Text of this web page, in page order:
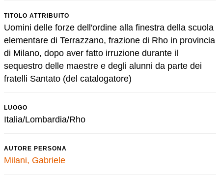
TITOLO ATTRIBUITO
Uomini delle forze dell'ordine alla finestra della scuola
elementare di Terrazzano, frazione di Rho in provincia
di Milano, dopo aver fatto irruzione durante il
sequestro delle maestre e degli alunni da parte dei
fratelli Santato (del catalogatore)
LUOGO
Italia/Lombardia/Rho
AUTORE PERSONA
Milani, Gabriele